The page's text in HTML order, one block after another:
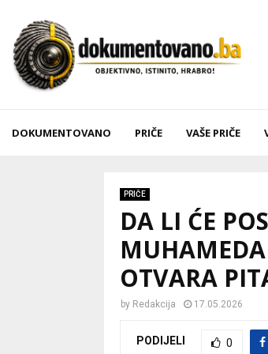
DOKUMENTOVANO PRIČE VAŠE PRIČE
PRIČE
DA LI ĆE
OTVARA
by Redakcija 17.05.2026
PODIJELI 0